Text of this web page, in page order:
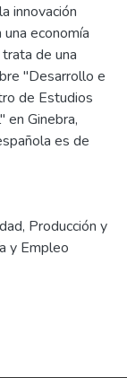
innovación
economía
de una
"Desarrollo e
de Estudios
en Ginebra,
es de
, Producción y
y Empleo